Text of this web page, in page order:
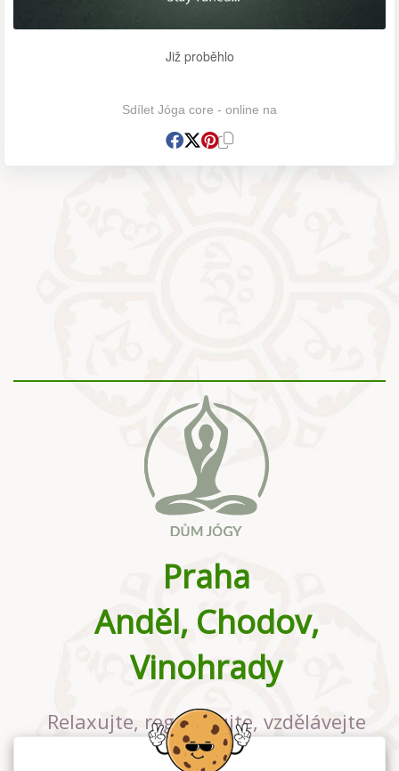
Již proběhlo
Sdílet Jóga core - online na
Praha
Anděl, Chodov,
Vinohrady
Relaxujte, regenerujte, vzdělávejte
se v největším jógovém studiu v